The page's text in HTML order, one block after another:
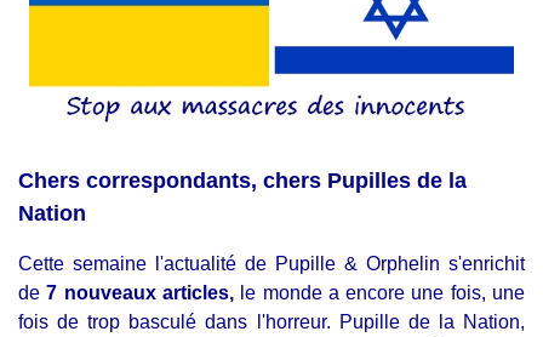
Chers correspondants, chers Pupilles de la
Nation
Cette semaine l'actualité de Pupille & Orphelin s'enrichit
de7 nouveaux articles, le monde a encore une fois, une
fois de trop basculé dans l'horreur. Pupille de la Nation,